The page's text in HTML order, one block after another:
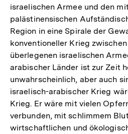
israelischen Armee und den
palästinensischen
Region in eine Spirale der
konventioneller Krieg
überlegenen israelischen
arabischer Länder ist zur Zeit
unwahrscheinlich, aber auch
israelisch-arabischer Krieg
Krieg. Er wäre mit vielen
verbunden, mit schlimmem
wirtschaftlichen und